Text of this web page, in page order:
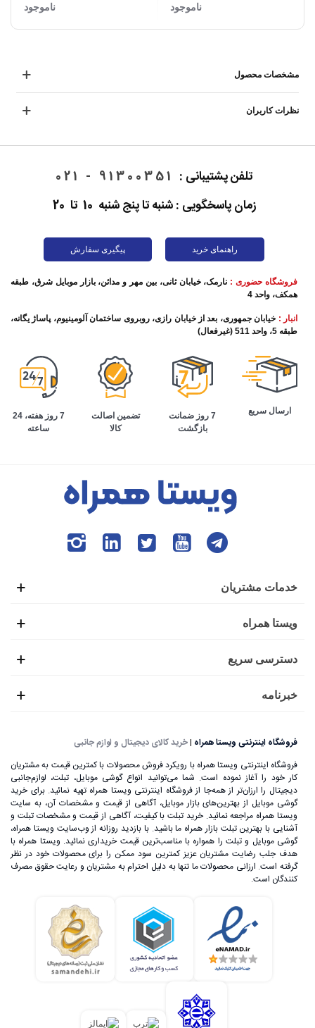
ناموجود ناموجود
مشخصات محصول
نظرات کاربران
تلفن پشتیبانی : 91300351 - 021
زمان پاسخگویی : شنبه تا پنج شنبه 10 تا 20
راهنمای خرید پیگیری سفارش
فروشگاه حضوری : نارمک، خیابان ثانی، بین مهر و مدائن، بازار موبایل شرق، طبقه
همکف، واحد 4
انبار : خیابان جمهوری، بعد از خیابان رازی، روبروی ساختمان آلومینیوم، پاساژ یگانه،
طبقه 5، واحد 511 (غیرفعال)
ارسال سریع
7 روز ضمانت
بازگشت
تضمین اصالت
کالا
7 روز هفته، 24
ساعته
خدمات مشتریان
ویستا همراه
دسترسی سریع
خبرنامه
فروشگاه اینترنتی ویستا همراه |خرید کالای دیجیتال و لوازم جانبی
فروشگاه اینترنتی ویستا همراه با رویکرد فروش محصولات با کمترین قیمت به مشتریان
کار خود را آغاز نموده است. شما می‌توانید انواع گوشی موبایل، تبلت، لوازم‌جانبی
دیجیتال را ارزان‌تر از همه‌جا از فروشگاه اینترنتی ویستا همراه تهیه نمائید. برای خرید
گوشی موبایل از بهترین‌های بازار موبایل، آگاهی از قیمت و مشخصات آن، به ‌سایت
ویستا همراه مراجعه نمائید. خرید تبلت با کیفیت، آگاهی از قیمت و مشخصات تبلت و
آشنایی با بهترین تبلت بازار همراه ما باشید. با بازدید روزانه از وب‌سایت ویستا همراه،
گوشی موبایل و تبلت را همواره با مناسب‌ترین قیمت خریداری نمائید. ویستا همراه با
هدف جلب رضایت مشتریان عزیز کمترین سود ممکن را برای محصولات خود در نظر
گرفته است. ارزانی محصولات ما تنها به دلیل احترام به مشتریان و رعایت حقوق مصرف
کنندگان است.